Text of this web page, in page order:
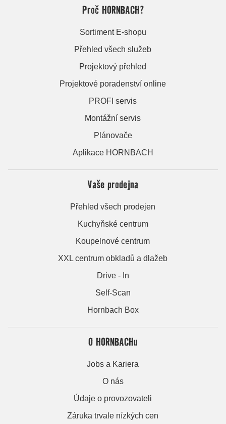
Proč HORNBACH?
Sortiment E-shopu
Přehled všech služeb
Projektový přehled
Projektové poradenství online
PROFI servis
Montážní servis
Plánovače
Aplikace HORNBACH
Vaše prodejna
Přehled všech prodejen
Kuchyňské centrum
Koupelnové centrum
XXL centrum obkladů a dlažeb
Drive - In
Self-Scan
Hornbach Box
O HORNBACHu
Jobs a Kariera
O nás
Údaje o provozovateli
Záruka trvale nízkých cen